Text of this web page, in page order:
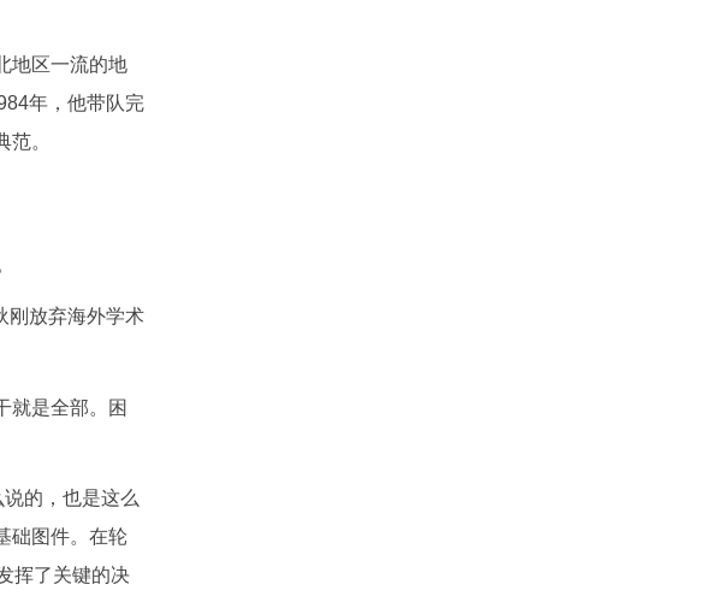
地区一流的地
年，他带队完
。
放弃海外学术
是全部。困
的，也是这么
础图件。在轮
挥了关键的决